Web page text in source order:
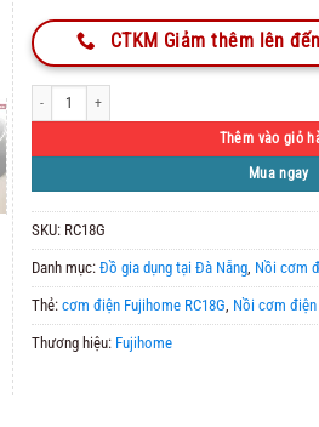
CTKM Giảm thêm lên
Nồi cơm điện Fujihome RC18G số lượng
Thêm vào giỏ
Mua ngay
SKU: RC18G
Danh mục: Đồ gia dụng tại Đà Nẵng Nồi cơm
Thẻ: cơm điện Fujihome RC18G Nồi cơm
Thương hiệu: Fujihome